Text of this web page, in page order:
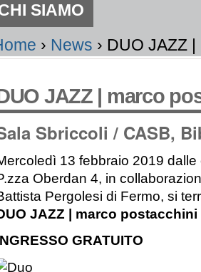
SIAMO
› News › DUO JAZZ
JAZZ | marco
Sbriccoli / CASB,
13 febbraio 2019
Oberdan 4, in
Pergolesi di Fermo, si
JAZZ | marco
GRATUITO